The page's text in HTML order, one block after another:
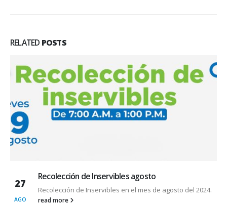
RELATED POSTS
del 2024.
20
JUN
¡Ayúdanos a plantar árboles!
read more